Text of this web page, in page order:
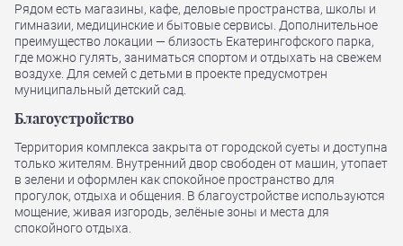
Рядом есть магазины, кафе, деловые пространства, школы и
гимназии, медицинские и бытовые сервисы. Дополнительное
преимущество локации — близость Екатерингофского парка,
где можно гулять, заниматься спортом и отдыхать на свежем
воздухе. Для семей с детьми в проекте предусмотрен
муниципальный детский сад.
Благоустройство
Территория комплекса закрыта от городской суеты и доступна
только жителям. Внутренний двор свободен от машин, утопает
в зелени и оформлен как спокойное пространство для
прогулок, отдыха и общения. В благоустройстве используются
мощение, живая изгородь, зелёные зоны и места для
спокойного отдыха.